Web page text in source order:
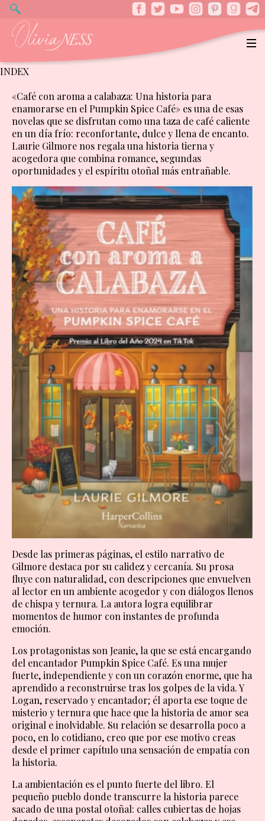
INDEX
«Café con aroma a calabaza: Una historia para
enamorarse en el Pumpkin Spice Café» es una de esas
novelas que se disfrutan como una taza de café caliente
en un día frío: reconfortante, dulce y llena de encanto.
Laurie Gilmore nos regala una historia tierna y
acogedora que combina romance, segundas
oportunidades y el espíritu otoñal más entrañable.
Desde las primeras páginas, el estilo narrativo de
Gilmore destaca por su calidez y cercanía. Su prosa
fluye con naturalidad, con descripciones que envuelven
al lector en un ambiente acogedor y con diálogos llenos
de chispa y ternura. La autora logra equilibrar
momentos de humor con instantes de profunda
emoción.
Los protagonistas son Jeanie, la que se está encargando
del encantador Pumpkin Spice Café. Es una mujer
fuerte, independiente y con un corazón enorme, que ha
aprendido a reconstruirse tras los golpes de la vida. Y
Logan, reservado y encantador; él aporta ese toque de
misterio y ternura que hace que la historia de amor sea
original e inolvidable. Su relación se desarrolla poco a
poco, en lo cotidiano, creo que por ese motivo creas
desde el primer capítulo una sensación de empatía con
la historia.
La ambientación es el punto fuerte del libro. El
pequeño pueblo donde transcurre la historia parece
sacado de una postal otoñal: calles cubiertas de hojas